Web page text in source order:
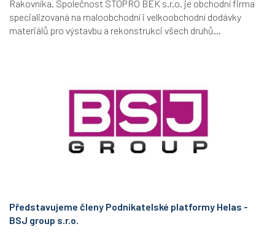
Rakovníka. Společnost STOPRO BEK s.r.o. je obchodní firma
specializovaná na maloobchodní i velkoobchodní dodávky
materiálů pro výstavbu a rekonstrukci všech druhů...
Představujeme členy Podnikatelské platformy Helas -
BSJ group s.r.o.